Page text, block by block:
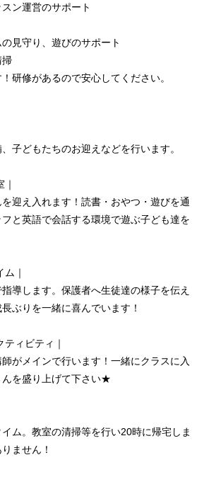
ン運営のサポート
見守り、遊びのサポート
掃
研修があるので安心してください。
子どもたちのお迎えなどを行います。
迎え入れます！読書・おやつ・遊びを通
と英語で会話する環境で遊ぶ子ども達を
｜
導します。保護者へ生徒達の様子を伝え
ぶりを一緒に喜んでいます！
ィビティ｜
がメインで行います！一緒にクラスに入
んを盛り上げて下さい★
ム。教室の清掃等を行い20時に帰宅しま
ません！